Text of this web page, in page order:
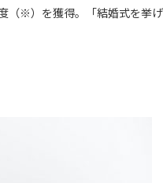
（※）を獲得。「結婚式を挙